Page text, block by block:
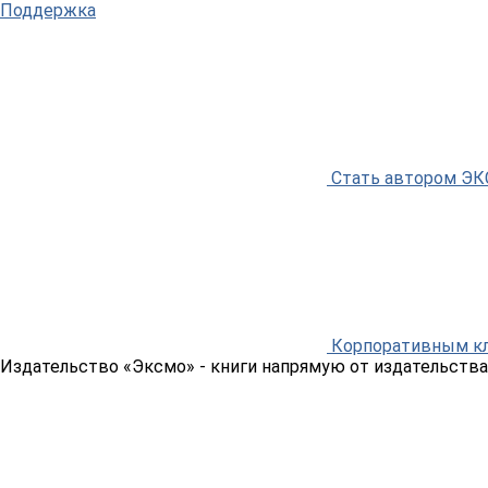
Поддержка
Стать автором
Корпоративным
Издательство «Эксмо» - книги напрямую от издательства